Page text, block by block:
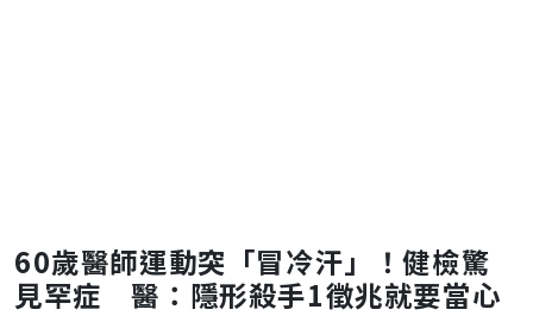
60歲醫師運動突「冒冷汗」！健檢驚
見罕症 醫：隱形殺手1徵兆就要當心